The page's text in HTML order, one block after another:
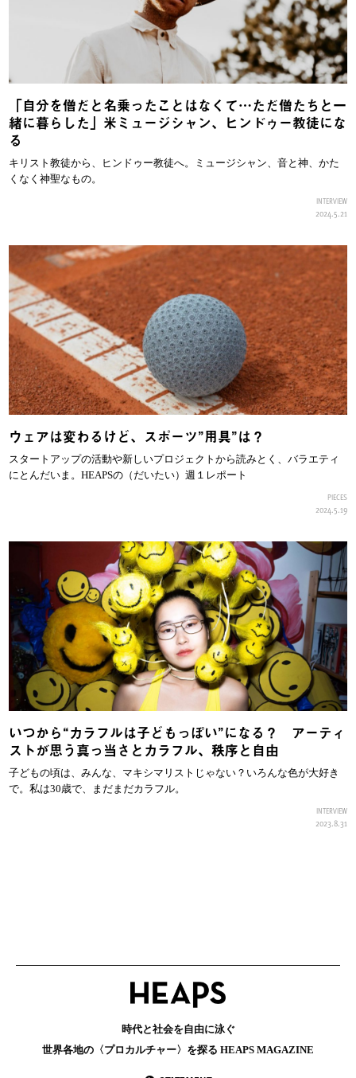
「自分を僧だと名乗ったことはなくて…ただ僧たちと一
緒に暮らした」米ミュージシャン、ヒンドゥー教徒にな
る
キリスト教徒から、ヒンドゥー教徒へ。ミュージシャン、音と神、かた
くなく神聖なもの。
INTERVIEW
2024.5.21
ウェアは変わるけど、スポーツ”用具”は？
スタートアップの活動や新しいプロジェクトから読みとく、バラエティ
にとんだいま。HEAPSの（だいたい）週１レポート
PIECES
2024.5.19
いつから“カラフルは子どもっぽい”になる？ アーティ
ストが思う真っ当さとカラフル、秩序と自由
子どもの頃は、みんな、マキシマリストじゃない？いろんな色が大好き
で。私は30歳で、まだまだカラフル。
INTERVIEW
2023.8.31
時代と社会を自由に泳ぐ
世界各地の〈プロカルチャー〉を探る HEAPS MAGAZINE